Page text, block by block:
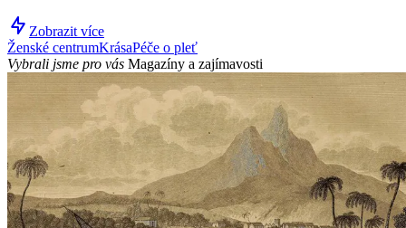
Zobrazit více
Ženské centrumKrásaPéče o pleť
Vybrali jsme pro vás Magazíny a zajímavosti